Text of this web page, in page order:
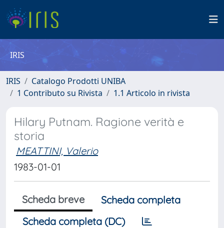
IRIS
IRIS
Catalogo Prodotti UNIBA
1 Contributo su Rivista
1.1 Articolo in rivista
Hilary Putnam. Ragione verità e
storia
MEATTINI, Valerio
1983-01-01
Scheda breve
Scheda completa
Scheda completa (DC)